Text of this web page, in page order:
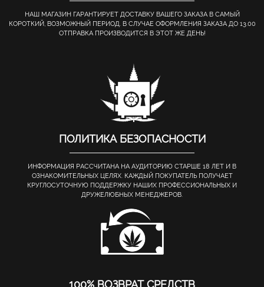
НАШ МАГАЗИН ГАРАНТИРУЕТ ДОСТАВКУ ВАШЕГО ЗАКАЗА В САМЫЙ
КОРОТКИЙ, ВОЗМОЖНЫЙ ПЕРИОД. В СЛУЧАЕ ОФОРМЛЕНИЯ ЗАКАЗА ДО 13.00
ОТПРАВКА ПРОИЗВОДИТСЯ В ЭТОТ ЖЕ ДЕНЬ!
ПОЛИТИКА БЕЗОПАСНОСТИ
ИНФОРМАЦИЯ РАССЧИТАНА НА АУДИТОРИЮ СТАРШЕ 18 ЛЕТ И В
ОЗНАКОМИТЕЛЬНЫХ ЦЕЛЯХ. КАЖДЫЙ ПОКУПАТЕЛЬ ПОЛУЧАЕТ
КРУГЛОСУТОЧНУЮ ПОДДЕРЖКУ НАШИХ ПРОФЕССИОНАЛЬНЫХ И
ДРУЖЕЛЮБНЫХ МЕНЕДЖЕРОВ.
100% ВОЗВРАТ СРЕДСТВ